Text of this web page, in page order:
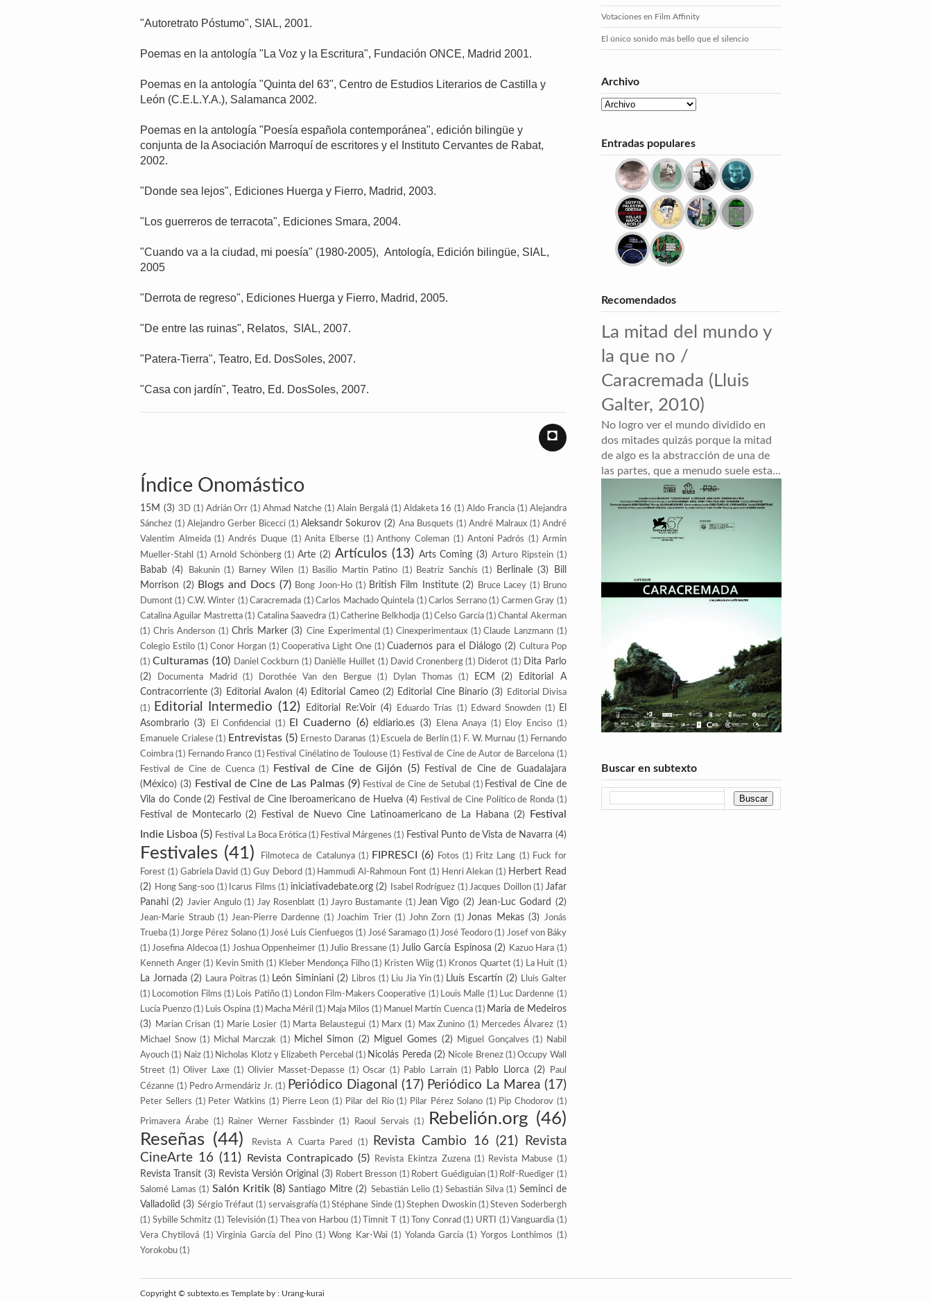
"Autoretrato Póstumo", SIAL, 2001.
Poemas en la antología "La Voz y la Escritura", Fundación ONCE, Madrid 2001.
Poemas en la antología "Quinta del 63", Centro de Estudios Literarios de Castilla y
León (C.E.L.Y.A.), Salamanca 2002.
Poemas en la antología "Poesía española contemporánea", edición bilingüe y
conjunta de la Asociación Marroquí de escritores y el Instituto Cervantes de Rabat,
2002.
"Donde sea lejos", Ediciones Huerga y Fierro, Madrid, 2003.
"Los guerreros de terracota", Ediciones Smara, 2004.
"Cuando va a la ciudad, mi poesía" (1980-2005), Antología, Edición bilingüe, SIAL,
2005
"Derrota de regreso", Ediciones Huerga y Fierro, Madrid, 2005.
"De entre las ruinas", Relatos, SIAL, 2007.
"Patera-Tierra", Teatro, Ed. DosSoles, 2007.
"Casa con jardín", Teatro, Ed. DosSoles, 2007.
◘
Índice Onomástico
15M (3) 3D (1) Adrián Orr (1) Ahmad Natche (1) Alain Bergalá (1) Aldaketa 16 (1) Aldo Francia (1) Alejandra
Sánchez (1) Alejandro Gerber Bicecci (1) Aleksandr Sokurov (2) Ana Busquets (1) André Malraux (1) André
Valentim Almeida (1) Andrés Duque (1) Anita Elberse (1) Anthony Coleman (1) Antoni Padrós (1) Armin
Mueller-Stahl
(1) Arnold Schönberg (1) Arte (2) Artículos (13) Arts Coming (3) Arturo Ripstein (1)
Babab (4) Bakunin (1) Barney Wilen (1) Basilio Martín Patino (1) Beatriz Sanchís (1) Berlinale (3)
Bill
Morrison (2) Blogs and Docs (7) Bong Joon-Ho (1) British Film Institute (2) Bruce Lacey (1) Bruno
Dumont (1) C.W. Winter (1) Caracremada (1) Carlos Machado Quintela (1) Carlos Serrano (1) Carmen Gray (1)
Catalina Aguilar Mastretta (1) Catalina Saavedra (1) Catherine Belkhodja (1) Celso García (1) Chantal Akerman
(1) Chris Anderson (1) Chris Marker (3) Cine Experimental (1) Cinexperimentaux (1) Claude Lanzmann (1)
Colegio Estilo (1) Conor Horgan (1) Cooperativa Light One (1) Cuadernos para el Diálogo (2) Cultura Pop
(1) Culturamas (10) Daniel Cockburn (1) Danièlle Huillet (1) David Cronenberg (1) Diderot (1) Dita Parlo
(2)
Documenta Madrid (1) Dorothée Van den Bergue (1) Dylan Thomas (1) ECM (2)
Editorial A
Contracorriente (3) Editorial Avalon (4) Editorial Cameo (2) Editorial Cine Binario (3)
Editorial Divisa
(1)
Editorial Intermedio (12) Editorial Re:Voir (4) Eduardo Trías (1) Edward Snowden (1)
El
Asombrario (3) El Confidencial (1) El Cuaderno (6) eldiario.es (3) Elena Anaya (1) Eloy Enciso (1)
Emanuele Crialese (1) Entrevistas (5) Ernesto Daranas (1) Escuela de Berlín (1) F. W. Murnau (1) Fernando
Coimbra (1) Fernando Franco (1) Festival Cinélatino de Toulouse (1) Festival de Cine de Autor de Barcelona (1)
Festival de Cine de Cuenca (1) Festival de Cine de Gijón (5)
Festival de Cine de Guadalajara
(México) (3) Festival de Cine de Las Palmas (9) Festival de Cine de Setubal (1) Festival de Cine de
Vila do Conde (2) Festival de Cine Iberoamericano de Huelva (4) Festival de Cine Político de Ronda (1)
Festival de Montecarlo (2) Festival de Nuevo Cine Latinoamericano de La Habana (2)
Festival
Indie Lisboa (5) Festival La Boca Erótica (1) Festival Márgenes (1) Festival Punto de Vista de Navarra (4)
Festivales (41) Filmoteca de Catalunya (1) FIPRESCI (6) Fotos (1) Fritz Lang (1)
Fuck for
Forest (1) Gabriela David (1) Guy Debord (1) Hammudi Al-Rahmoun Font (1) Henri Alekan (1) Herbert Read
(2)
Hong Sang-soo (1) Icarus Films (1) iniciativadebate.org (2) Isabel Rodríguez (1) Jacques Doillon (1) Jafar
Panahi (2) Javier Angulo (1) Jay Rosenblatt (1) Jayro Bustamante (1) Jean Vigo (2) Jean-Luc Godard (2)
Jean-Marie Straub (1) Jean-Pierre Dardenne (1) Joachim Trier (1) John Zorn (1) Jonas Mekas (3)
Jonás
Trueba (1) Jorge Pérez Solano (1) José Luis Cienfuegos (1) José Saramago (1) José Teodoro (1) Josef von Báky
(1) Josefina Aldecoa (1) Joshua Oppenheimer (1) Julio Bressane (1) Julio García Espinosa (2) Kazuo Hara (1)
Kenneth Anger (1) Kevin Smith (1) Kleber Mendonça Filho (1) Kristen Wiig (1) Kronos Quartet (1) La Huit (1)
La Jornada (2) Laura Poitras (1) León Siminiani (2) Libros (1) Liu Jia Yin (1) Lluís Escartín (2)
Lluis Galter
(1)
Locomotion Films (1) Lois Patiño (1) London Film-Makers Coope­rative (1) Louis Malle (1) Luc Dardenne (1)
Lucía Puenzo (1) Luis Ospina (1) Macha Méril (1) Maja Milos (1) Manuel Martín Cuenca (1) Maria de Medeiros
(3)
Marian Crisan (1) Marie Losier (1) Marta Belaustegui (1) Marx (1) Max Zunino (1) Mercedes Álvarez (1)
Michael Snow (1) Michal Marczak (1) Michel Simon (2) Miguel Gomes (2) Miguel Gonçalves (1)
Nabil
Ayouch (1) Naiz (1) Nicholas Klotz y Elizabeth Percebal (1) Nicolás Pereda (2) Nicole Brenez (1) Occupy Wall
Street (1) Oliver Laxe (1) Olivier Masset-Depasse (1) Oscar (1) Pablo Larraín (1) Pablo Llorca (2)
Paul
Cézanne (1) Pedro Armendáriz Jr. (1) Periódico Diagonal (17) Periódico La Marea (17)
Peter Sellers (1) Peter Watkins (1) Pierre Leon (1) Pilar del Río (1) Pilar Pérez Solano (1) Pip Cho­dorov (1)
Primavera Árabe (1) Rainer Werner Fassbinder (1) Raoul Servais (1) Rebelión.org (46)
Reseñas (44) Revista A Cuarta Pared (1) Revista Cambio 16 (21)
Revista
CineArte 16 (11) Revista Contrapicado (5) Revista Ekintza Zuzena (1) Revista Mabuse (1)
Revista Transit (3) Revista Versión Original (3) Robert Bresson (1) Robert Guédiguian (1) Rolf-Ruediger (1)
Salomé Lamas (1) Salón Kritik (8) Santiago Mitre (2) Sebastián Lelio (1) Sebastián Silva (1) Seminci de
Valladolid (3) Sérgio Tréfaut (1) servaisgrafía (1) Stéphane Sinde (1) Stephen Dwoskin (1) Steven Soderbergh
(1) Sybille Schmitz (1) Televisión (1) Thea von Harbou (1) Timnit T (1) Tony Conrad (1) URTI (1) Vanguardia (1)
Vera Chytilová (1) Virginia García del Pino (1) Wong Kar-Wai (1) Yolanda García (1) Yorgos Lonthimos (1)
Yorokobu (1)
Votaciones en Film Affinity
El único sonido más bello que el silencio
Archivo
Entradas populares
Recomendados
La mitad del mundo y
la que no /
Caracremada (Lluis
Galter, 2010)
No logro ver el mundo dividido en
dos mitades quizás porque la mitad
de algo es la abstracción de una de
las partes, que a menudo suele esta...
Buscar en subtexto
Copyright © subtexto.es Template by : Urang-kurai